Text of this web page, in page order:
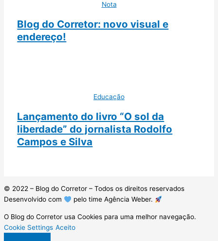
Nota
Blog do Corretor: novo visual e
endereço!
Educação
Lançamento do livro “O sol da
liberdade” do jornalista Rodolfo
Campos e Silva
© 2022 – Blog do Corretor – Todos os direitos reservados
Desenvolvido com
pelo time Agência Weber.
O Blog do Corretor usa Cookies para uma melhor navegação.
Cookie Settings Aceito